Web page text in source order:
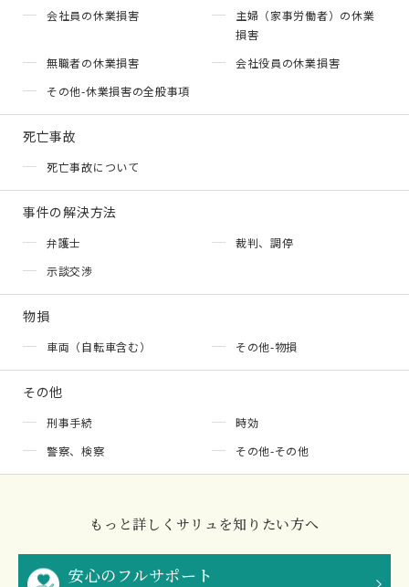
会社員の休業損害
主婦（家事労働者）の休業
損害
無職者の休業損害
会社役員の休業損害
その他-休業損害の全般事項
死亡事故
死亡事故について
事件の解決方法
弁護士
裁判、調停
示談交渉
物損
車両（自転車含む） その他-物損
その他
刑事手続
時効
警察、検察
その他-その他
もっと詳しくサリュを知りたい方へ
安心のフルサポート